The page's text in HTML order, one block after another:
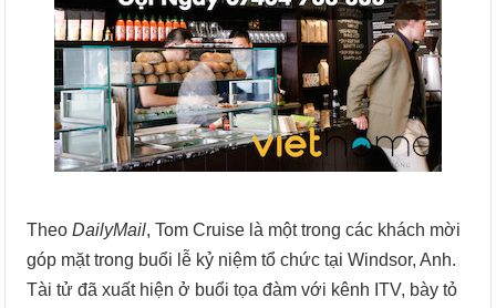
Theo DailyMail, Tom Cruise là một trong các khách mời
góp mặt trong buổi lễ kỷ niệm tổ chức tại Windsor, Anh.
Tài tử đã xuất hiện ở buổi tọa đàm với kênh ITV, bày tỏ